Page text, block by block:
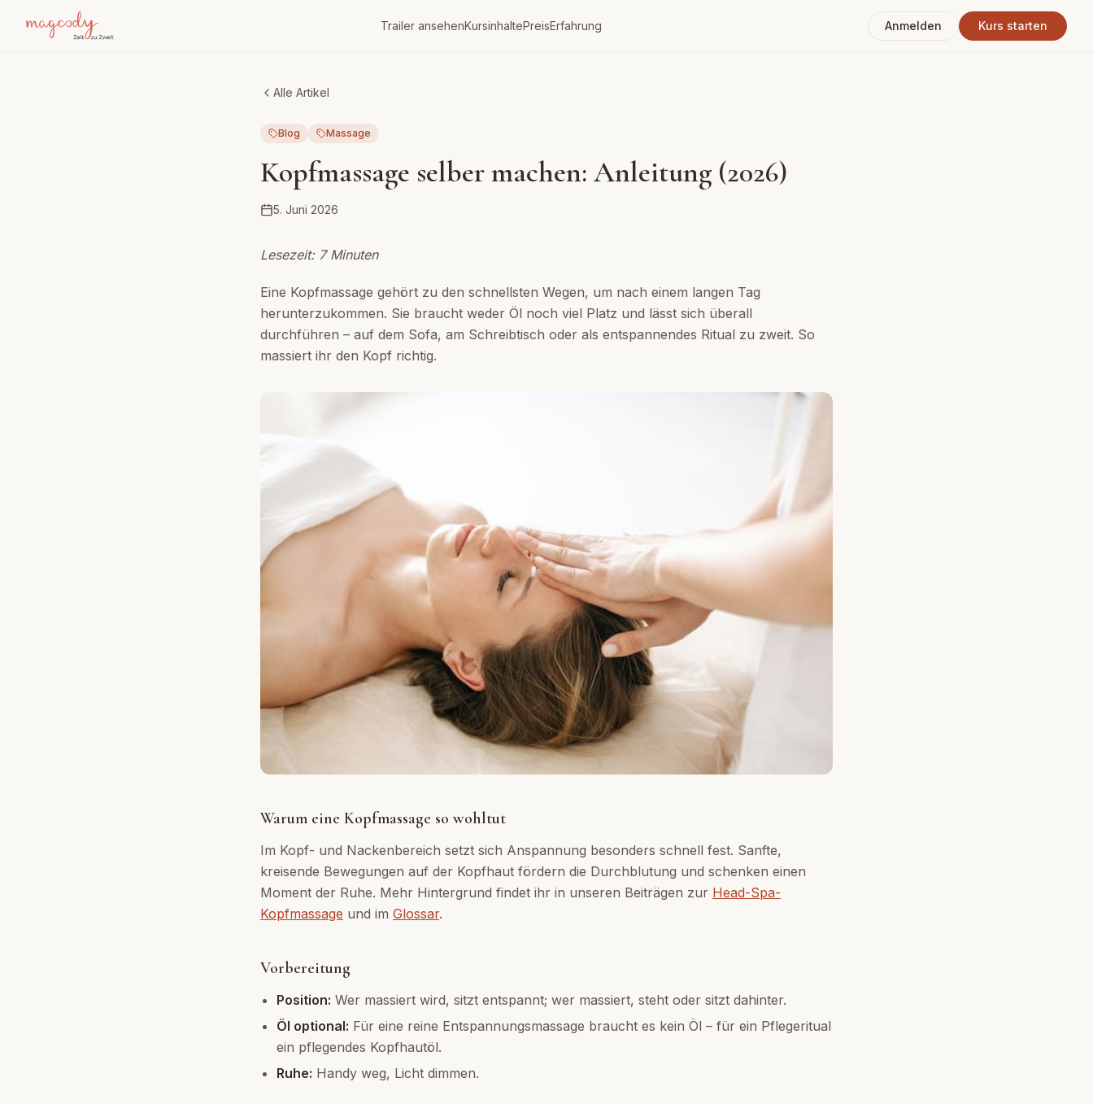
Trailer ansehenKursinhaltePreisErfahrung Anmelden Kurs starten
Alle Artikel
Blog Massage
Kopfmassage selber machen: Anleitung (2026)
5. Juni 2026
Lesezeit: 7 Minuten
Eine Kopfmassage gehört zu den schnellsten Wegen, um nach einem langen Tag
herunterzukommen. Sie braucht weder Öl noch viel Platz und lässt sich überall
durchführen – auf dem Sofa, am Schreibtisch oder als entspannendes Ritual zu zweit. So
massiert ihr den Kopf richtig.
Warum eine Kopfmassage so wohltut
Im Kopf- und Nackenbereich setzt sich Anspannung besonders schnell fest. Sanfte,
kreisende Bewegungen auf der Kopfhaut fördern die Durchblutung und schenken einen
Moment der Ruhe. Mehr Hintergrund findet ihr in unseren Beiträgen zur Head-Spa-
Kopfmassage und im Glossar.
Vorbereitung
Position: Wer massiert wird, sitzt entspannt; wer massiert, steht oder sitzt dahinter.
Öl optional: Für eine reine Entspannungsmassage braucht es kein Öl – für ein Pflegeritual
ein pflegendes Kopfhautöl.
Ruhe: Handy weg, Licht dimmen.